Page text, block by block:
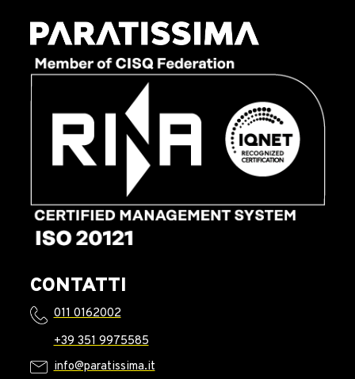
CONTATTI
011 0162002
+39 351 9975585
info@paratissima.it